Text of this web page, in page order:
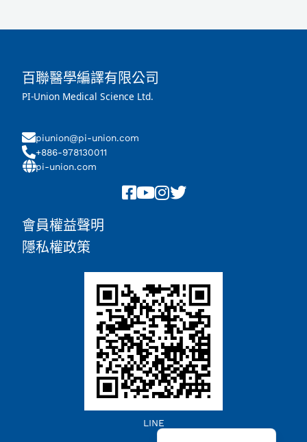
百聯醫學編譯有限公司
PI-Union Medical Science Ltd.
piunion@pi-union.com
+886-978130011
pi-union.com
會員權益聲明
隱私權政策
LINE
Chinese (China)